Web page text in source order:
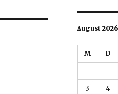
August 2026
M D
3 4